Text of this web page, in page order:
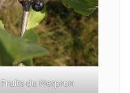
Fruits du Nerprun